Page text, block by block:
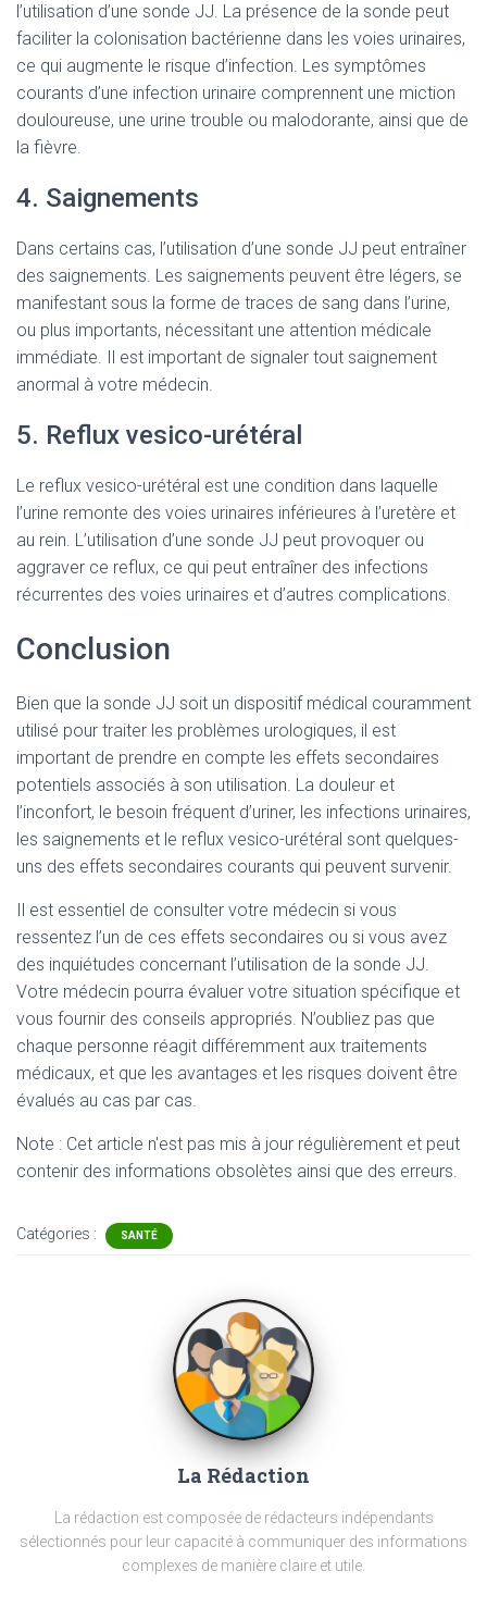
l’utilisation d’une sonde JJ. La présence de la sonde peut
faciliter la colonisation bactérienne dans les voies urinaires,
ce qui augmente le risque d’infection. Les symptômes
courants d’une infection urinaire comprennent une miction
douloureuse, une urine trouble ou malodorante, ainsi que de
la fièvre.
4. Saignements
Dans certains cas, l’utilisation d’une sonde JJ peut entraîner
des saignements. Les saignements peuvent être légers, se
manifestant sous la forme de traces de sang dans l’urine,
ou plus importants, nécessitant une attention médicale
immédiate. Il est important de signaler tout saignement
anormal à votre médecin.
5. Reflux vesico-urétéral
Le reflux vesico-urétéral est une condition dans laquelle
l’urine remonte des voies urinaires inférieures à l’uretère et
au rein. L’utilisation d’une sonde JJ peut provoquer ou
aggraver ce reflux, ce qui peut entraîner des infections
récurrentes des voies urinaires et d’autres complications.
Conclusion
Bien que la sonde JJ soit un dispositif médical couramment
utilisé pour traiter les problèmes urologiques, il est
important de prendre en compte les effets secondaires
potentiels associés à son utilisation. La douleur et
l’inconfort, le besoin fréquent d’uriner, les infections urinaires,
les saignements et le reflux vesico-urétéral sont quelques-
uns des effets secondaires courants qui peuvent survenir.
Il est essentiel de consulter votre médecin si vous
ressentez l’un de ces effets secondaires ou si vous avez
des inquiétudes concernant l’utilisation de la sonde JJ.
Votre médecin pourra évaluer votre situation spécifique et
vous fournir des conseils appropriés. N’oubliez pas que
chaque personne réagit différemment aux traitements
médicaux, et que les avantages et les risques doivent être
évalués au cas par cas.
Note : Cet article n'est pas mis à jour régulièrement et peut
contenir des informations obsolètes ainsi que des erreurs.
Catégories : SANTÉ
La Rédaction
La rédaction est composée de rédacteurs indépendants
sélectionnés pour leur capacité à communiquer des informations
complexes de manière claire et utile.